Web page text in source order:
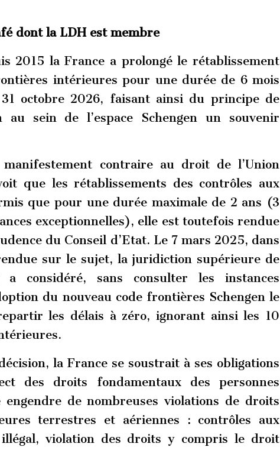
dont la LDH est membre
2015 la France a prolongé le rétablissement
intérieures pour une durée de 6 mois
octobre 2026, faisant ainsi du principe de
sein de l’espace Schengen un souvenir
contraire au droit de l’Union
que les rétablissements des contrôles aux
que pour une durée maximale de 2 ans (3
exceptionnelles), elle est toutefois rendue
du Conseil d’Etat. Le 7 mars 2025, dans
sur le sujet, la juridiction supérieure de
a considéré, sans consulter les instances
du nouveau code frontières Schengen le
les délais à zéro, ignorant ainsi les 10
la France se soustrait à ses obligations
des droits fondamentaux des personnes
engendre de nombreuses violations de droits
terrestres et aériennes : contrôles aux
violation des droits y compris le droit